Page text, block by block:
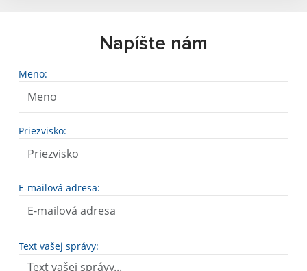
Napíšte nám
Meno:
Priezvisko:
E-mailová adresa:
Text vašej správy: